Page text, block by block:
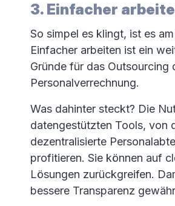
3. Einfacher
So simpel es klingt, ist es
Einfacher arbeiten ist ein
Gründe für das Outsourcing
Personalverrechnung.
Was dahinter steckt? Die
datengestützten Tools, von
dezentralisierte
profitieren. Sie können auf
Lösungen zurückgreifen.
bessere Transparenz